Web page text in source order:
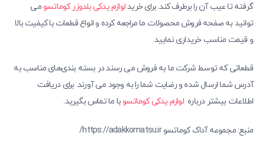
گرفته تا عیب آن را برطرف کند. برای خریدلوازم یدکی بلدوزر کوماتسومی‌
توانید به صفحه فروش محصولات ما مراجعه کرده و انواع قطعات با کیفیت بالا
و قیمت مناسب خریداری نمایید.
قطعاتی که توسط شرکت ما به فروش می ‌رسند در بسته ‌بندی‌های مناسب به
آدرس شما ارسال شده و رضایت شما را به وجود می ‌آورند. برای دریافت
اطلاعات بیشتر دربارهلوازم یدکی کوماتسوبا ما تماس بگیرید.
منبع: مجموعه آداک کوماتسو https://adakkomatsu.ir/